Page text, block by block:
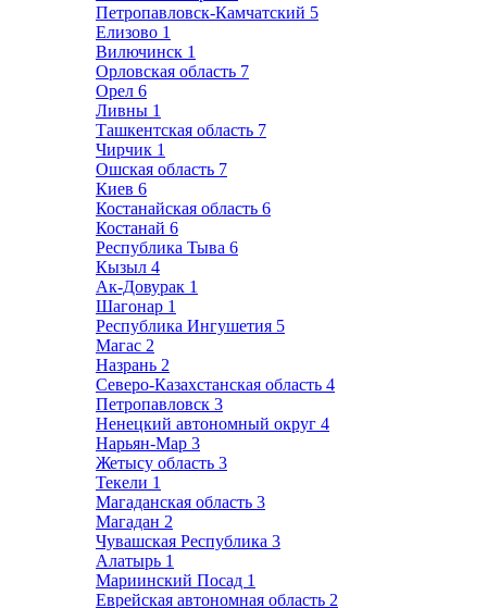
Петропавловск-Камчатский 5
Елизово 1
Вилючинск 1
Орловская область 7
Орел 6
Ливны 1
Ташкентская область 7
Чирчик 1
Ошская область 7
Киев 6
Костанайская область 6
Костанай 6
Республика Тыва 6
Кызыл 4
Ак-Довурак 1
Шагонар 1
Республика Ингушетия 5
Магас 2
Назрань 2
Северо-Казахстанская область 4
Петропавловск 3
Ненецкий автономный округ 4
Нарьян-Мар 3
Жетысу область 3
Текели 1
Магаданская область 3
Магадан 2
Чувашская Республика 3
Алатырь 1
Мариинский Посад 1
Еврейская автономная область 2